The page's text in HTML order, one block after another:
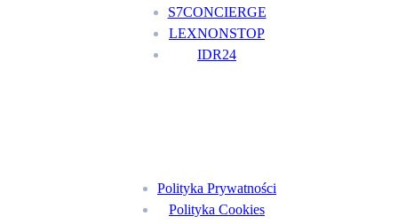
S7CONCIERGE
LEXNONSTOP
IDR24
Polityka Prywatności
Polityka Cookies